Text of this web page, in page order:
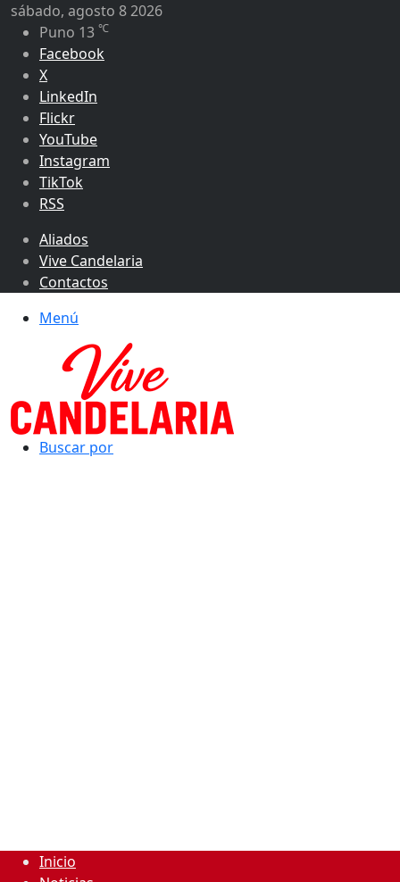
sábado, agosto 8 2026
Puno 13 ℃
Facebook
X
LinkedIn
Flickr
YouTube
Instagram
TikTok
RSS
Aliados
Vive Candelaria
Contactos
Menú
Buscar por
Inicio